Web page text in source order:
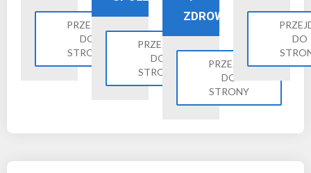
PRZEJDŹ
DO
STRONY
PRZEJDŹ
DO
STRONY
ZDROWIE
PRZEJDŹ
DO
STRONY
DO